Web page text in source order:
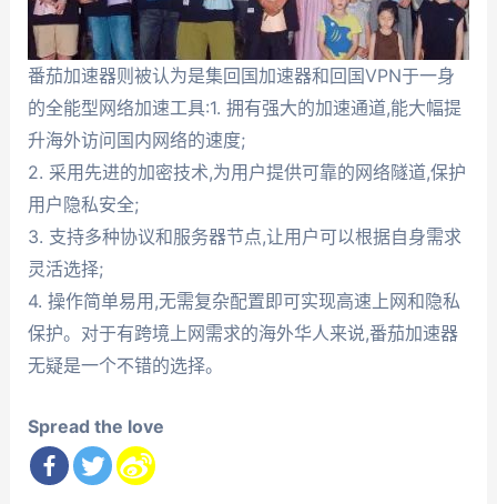
番茄加速器则被认为是集回国加速器和回国VPN于一身
的全能型网络加速工具:1. 拥有强大的加速通道,能大幅提
升海外访问国内网络的速度;
2. 采用先进的加密技术,为用户提供可靠的网络隧道,保护
用户隐私安全;
3. 支持多种协议和服务器节点,让用户可以根据自身需求
灵活选择;
4. 操作简单易用,无需复杂配置即可实现高速上网和隐私
保护。对于有跨境上网需求的海外华人来说,番茄加速器
无疑是一个不错的选择。
Spread the love